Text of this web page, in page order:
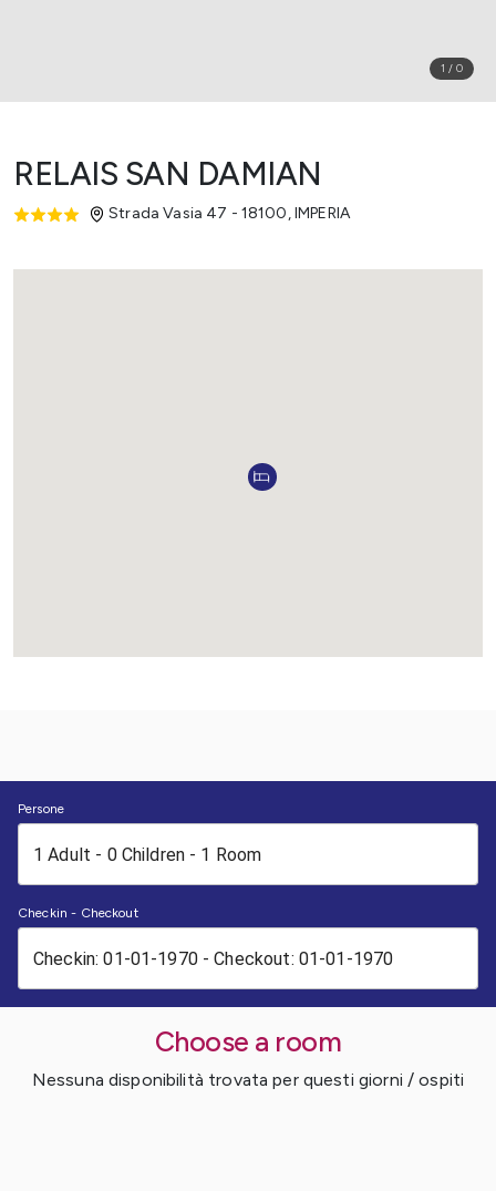
1 / 0
RELAIS SAN DAMIAN
Strada Vasia 47 - 18100,IMPERIA
Persone
Checkin - Checkout
Choose a room
Nessuna disponibilità trovata per questi giorni / ospiti